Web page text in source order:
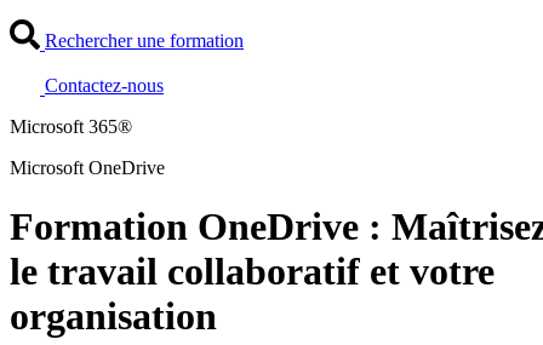
Rechercher une formation
Contactez-nous
Microsoft 365®
Microsoft OneDrive
Formation OneDrive :
le travail collaboratif et votre
organisation